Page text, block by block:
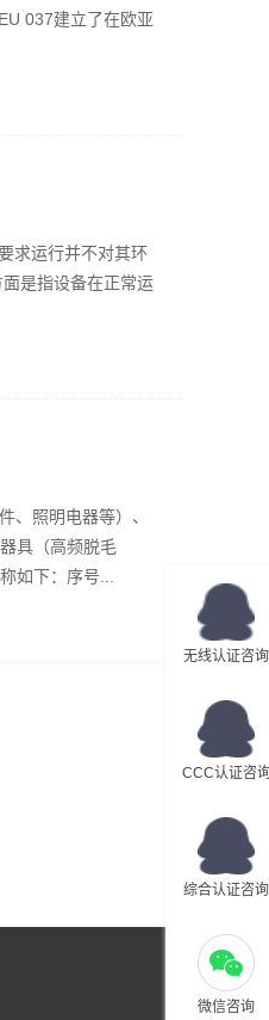
037建立了在欧亚
求运行并不对其环
是指设备在正常运
、照明电器等）、
具（高频脱毛
如下：序号...
无线认证咨询
CCC认证咨
综合认证咨询
微信咨询